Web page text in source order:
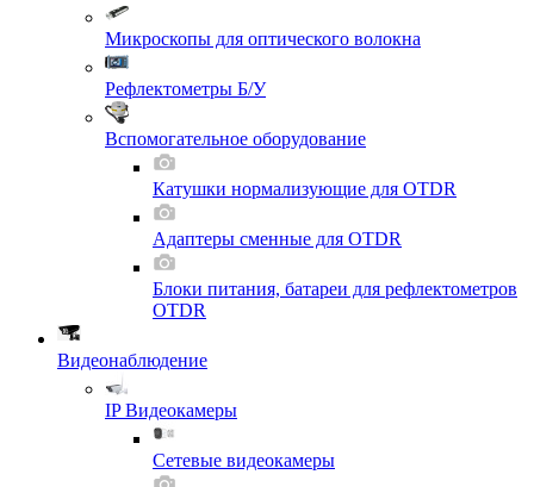
Микроскопы для оптического волокна
Рефлектометры Б/У
Вспомогательное оборудование
Катушки нормализующие для OTDR
Адаптеры сменные для OTDR
Блоки питания, батареи для рефлектометров
OTDR
Видеонаблюдение
IP Видеокамеры
Сетевые видеокамеры